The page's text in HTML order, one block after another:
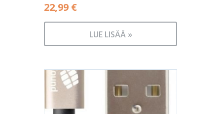
22,99 €
LUE LISÄÄ »